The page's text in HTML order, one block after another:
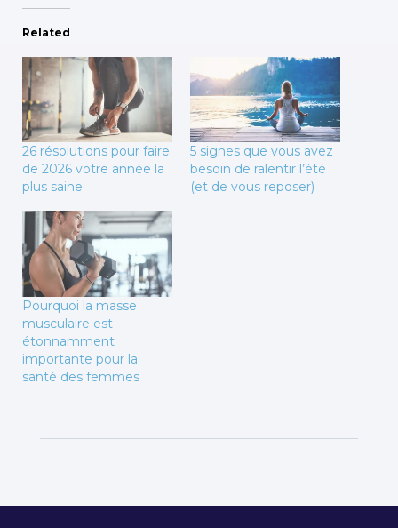
Related
26 résolutions pour faire
de 2026 votre année la
plus saine
5 signes que vous avez
besoin de ralentir l’été
(et de vous reposer)
Pourquoi la masse
musculaire est
étonnamment
importante pour la
santé des femmes